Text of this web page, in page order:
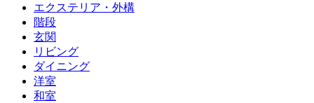
エクステリア・外構
階段
玄関
リビング
ダイニング
洋室
和室